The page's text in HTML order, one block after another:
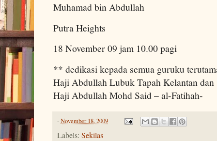
Muhamad bin Abdullah
Putra Heights
18 November 09 jam 10.00 pagi
** dedikasi kepada semua guruku
Haji Abdullah Lubuk Tapah Kelantan
Haji Abdullah Mohd Said – al-Fatihah-
-November 18, 2009
Labels: Sekilas